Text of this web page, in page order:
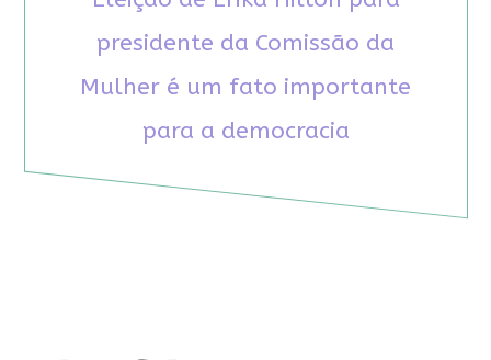
presidente da Comissão da
Mulher é um fato importante
para a democracia